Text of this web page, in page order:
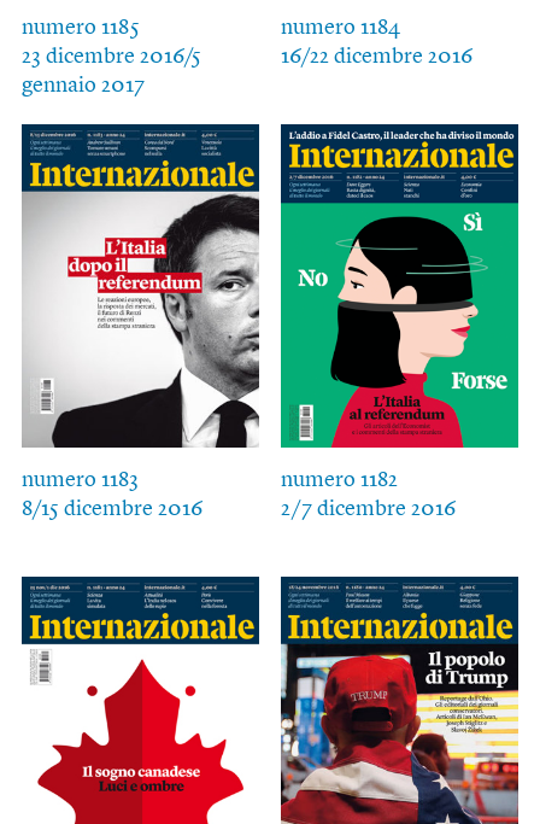
numero 1185
23 dicembre 2016/5
gennaio 2017
numero 1184
16/22 dicembre 2016
numero 1183
8/15 dicembre 2016
numero 1182
2/7 dicembre 2016